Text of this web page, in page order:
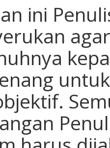
ini